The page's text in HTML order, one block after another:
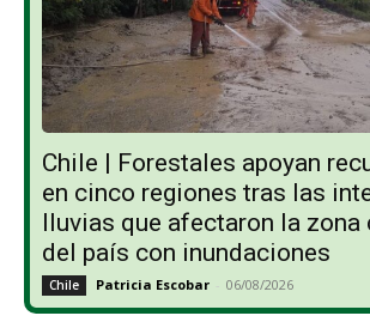
Chile | Forestales apoyan
en cinco regiones tras las
lluvias que afectaron la
del país con inundaciones
Chile Patricia Escobar - 06/08/2026